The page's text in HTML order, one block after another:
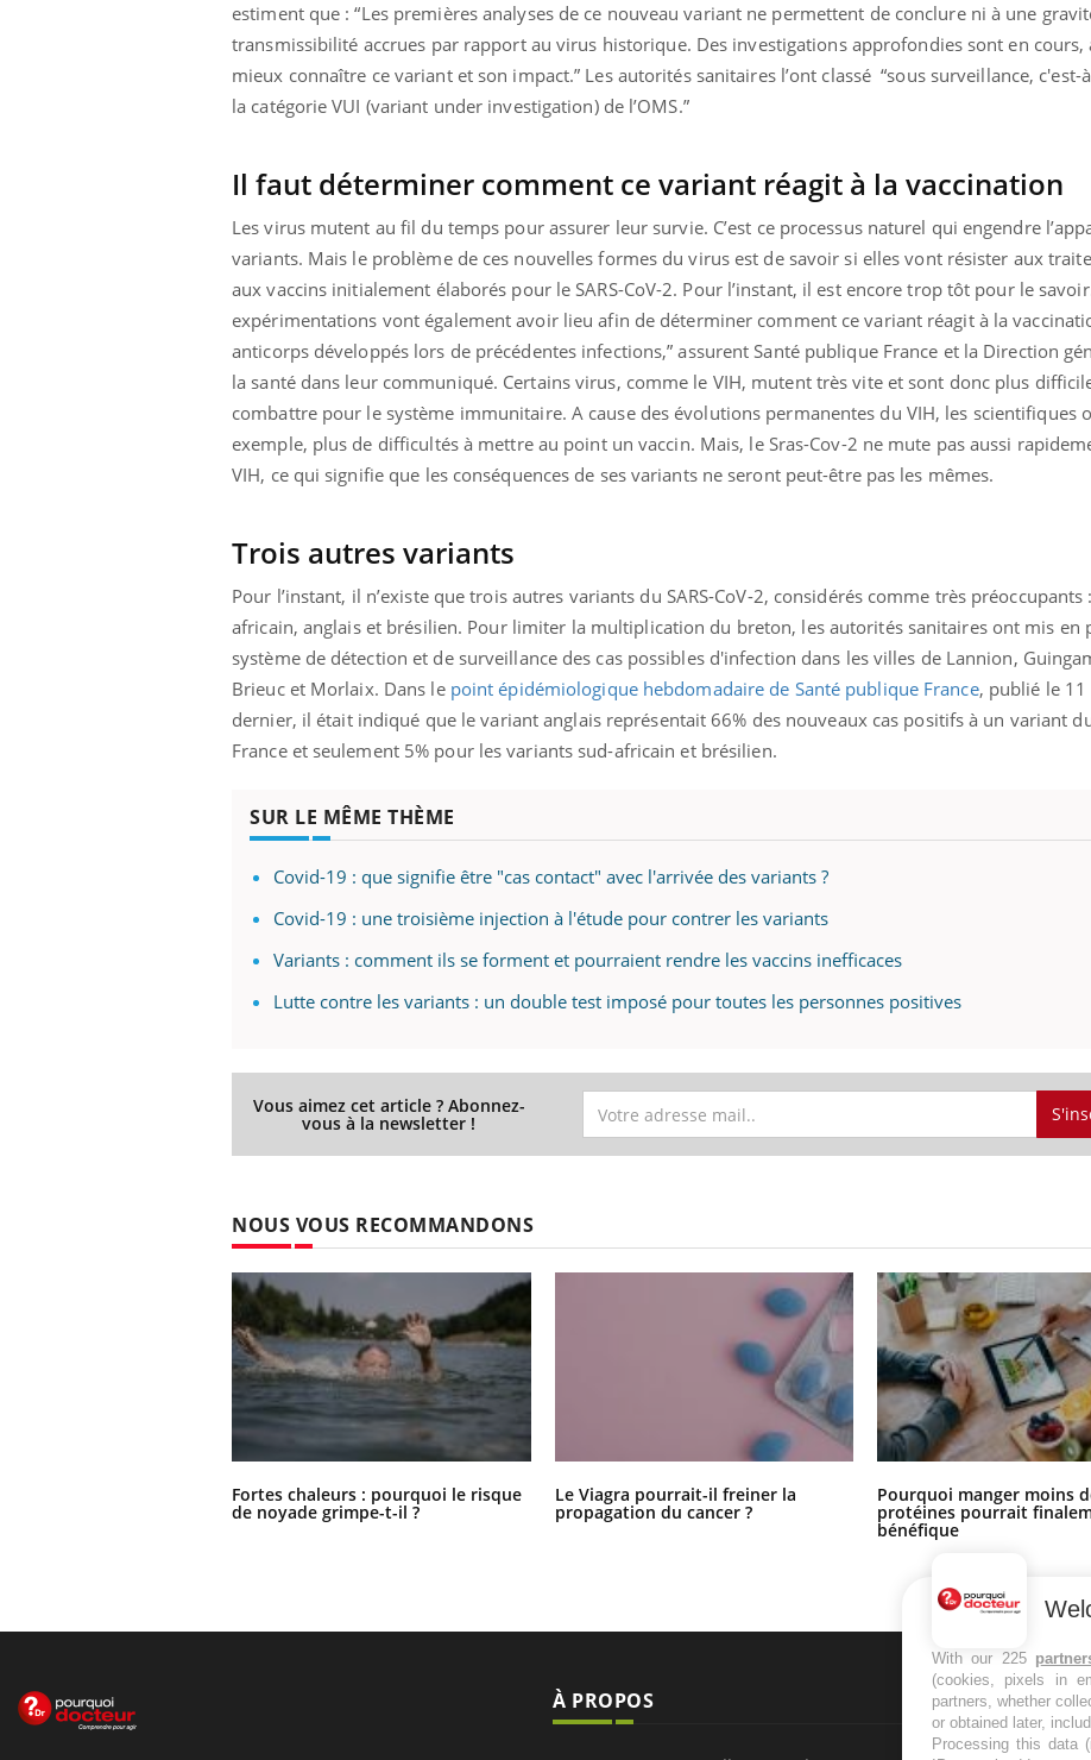
estiment que : “Les premières analyses de ce nouveau variant ne permettent de conclure ni à une
transmissibilité accrues par rapport au virus historique. Des investigations approfondies sont en cours,
mieux connaître ce variant et son impact.” Les autorités sanitaires l’ont classé “sous surveillance, c'est-
la catégorie VUI (variant under investigation) de l’OMS.”
Il faut déterminer comment ce variant réagit à la vaccination
Les virus mutent au fil du temps pour assurer leur survie. C’est ce processus naturel qui engendre
variants. Mais le problème de ces nouvelles formes du virus est de savoir si elles vont résister aux
aux vaccins initialement élaborés pour le SARS-CoV-2. Pour l’instant, il est encore trop tôt pour le
expérimentations vont également avoir lieu afin de déterminer comment ce variant réagit à la
anticorps développés lors de précédentes infections,” assurentSanté publique France et la Direction
la santé dans leur communiqué. Certains virus, comme le VIH, mutent très vite et sont donc plus
combattre pour le système immunitaire. A cause des évolutions permanentes du VIH, les scientifiques
exemple, plus de difficultés à mettre au point un vaccin. Mais, le Sras-Cov-2 ne mute pas aussi
VIH, ce qui signifie que les conséquences de ses variants ne seront peut-être pas les mêmes.
Trois autres variants
Pour l’instant, il n’existe que trois autres variants du SARS-CoV-2, considérés comme très préoccupants
africain, anglais et brésilien. Pour limiter la multiplication du breton, les autorités sanitaires ont mis en
système de détection et de surveillance des cas possibles d'infection dans les villes de Lannion,
Brieuc et Morlaix. Dans le point épidémiologique hebdomadaire de Santé publique France, publié le 11
dernier, il était indiqué que le variant anglais représentait 66% des nouveaux cas positifs à un variant
France et seulement 5% pour les variants sud-africain et brésilien.
SUR LE MÊME THÈME
Covid-19 : que signifie être "cas contact" avec l'arrivée des variants ?
Covid-19 : une troisième injection à l'étude pour contrer les variants
Variants : comment ils se forment et pourraient rendre les vaccins inefficaces
Lutte contre les variants : un double test imposé pour toutes les personnes positives
Vous aimez cet article ? Abonnez-
vous à la newsletter !
NOUS VOUS RECOMMANDONS
Fortes chaleurs : pourquoi le risque
de noyade grimpe-t-il ?
Le Viagra pourrait-il freiner la
propagation du cancer ?
Pourquoi manger moins
protéines pourrait
bénéfique
À PROPOS NEWSLETTER
With our 225
(cookies, pixels in
partners, whether
or obtained later,
Processing this data